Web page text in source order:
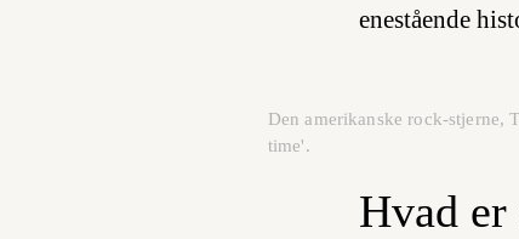
enestående
Den amerikanske rock-stjerne,
time'.
Hvad er